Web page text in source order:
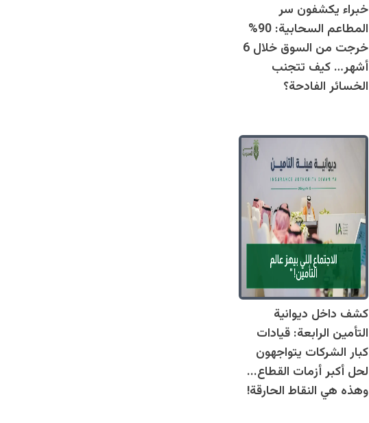
خبراء يكشفون سر
المطاعم السحابية: 90%
خرجت من السوق خلال 6
أشهر… كيف تتجنب
الخسائر الفادحة؟
كشف داخل ديوانية
التأمين الرابعة: قيادات
كبار الشركات يتواجهون
لحل أكبر أزمات القطاع...
وهذه هي النقاط الحارقة!